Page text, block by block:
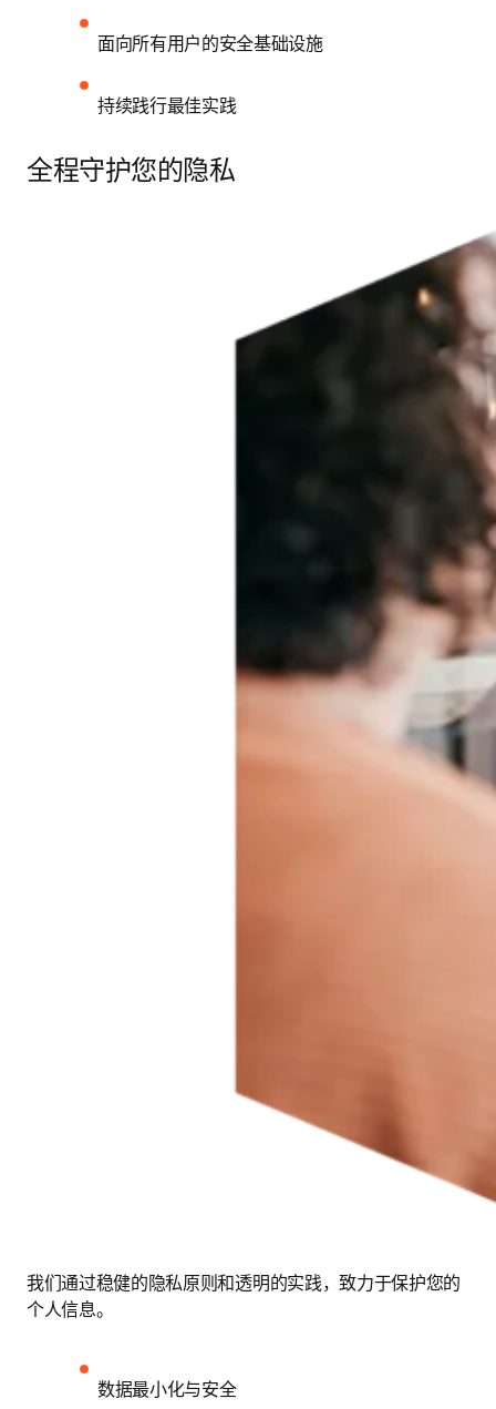
面向所有用户的安全基础设施
持续践行最佳实践
全程守护您的隐私
我们通过稳健的隐私原则和透明的实践，致力于保护您的
个人信息。
数据最小化与安全